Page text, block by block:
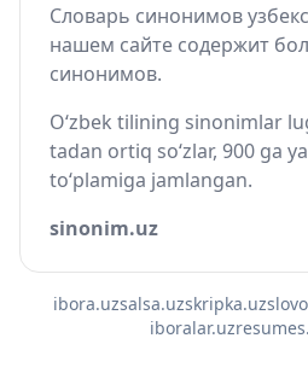
Словарь синонимов
нашем сайте содержит
синонимов.
O‘zbek tilining sinonimlar
tadan ortiq so‘zlar, 900 ga
to‘plamiga jamlangan.
sinonim.uz
ibora.uzsalsa.uzskripka.uz
iboralar.uz